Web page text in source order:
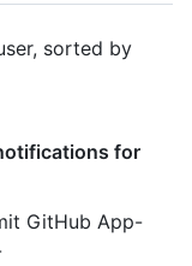
sorted by
for
GitHub App-